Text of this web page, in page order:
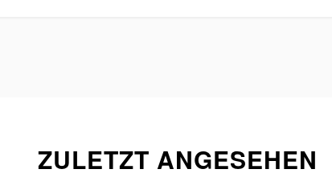
ZULETZT ANGESEHEN